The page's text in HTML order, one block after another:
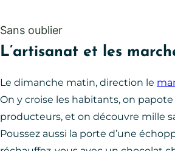
Sans oublier
L’artisanat et les
Le dimanche matin, direction le
On y croise les habitants, on papote
producteurs, et on découvre mille
Poussez aussi la porte d’une